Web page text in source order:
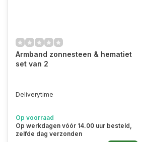
Armband zonnesteen & hematiet
set van 2
Deliverytime
Op voorraad
Op werkdagen vóór 14.00 uur besteld,
zelfde dag verzonden